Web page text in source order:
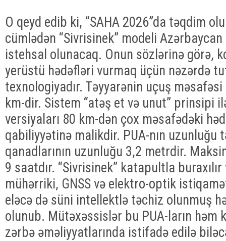
O qeyd edib ki, “SAHA 2026”da təqdim
cümlədən “Sivrisinek” modeli Azərbaycan
istehsal olunacaq. Onun sözlərinə görə,
yerüstü hədəfləri vurmaq üçün nəzərdə
texnologiyadır. Təyyarənin uçuş
km-dir. Sistem “atəş et və unut” prinsipi
versiyaları 80 km-dən çox məsafədəki
qabiliyyətinə malikdir. PUA-nın uzunluğu
qanadlarının uzunluğu 3,2 metrdir.
9 saatdır. “Sivrisinek” katapultla
mühərriki, GNSS və elektro-optik
eləcə də süni intellektlə təchiz olunmuş
olunub. Mütəxəssislər bu PUA-ların həm
zərbə əməliyyatlarında istifadə edilə